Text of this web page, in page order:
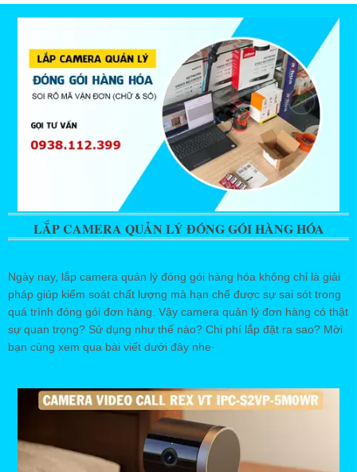
LẮP CAMERA QUẢN LÝ ĐÓNG GÓI HÀNG HÓA
Ngày nay, lắp camera quản lý đóng gói hàng hóa không chỉ là giải
pháp giúp kiểm soát chất lượng mà hạn chế được sự sai sót trong
quá trình đóng gói đơn hàng. Vậy camera quản lý đơn hàng có thật
sự quan trọng? Sử dụng như thế nào? Chi phí lắp đặt ra sao? Mời
bạn cùng xem qua bài viết dưới đây nhe·